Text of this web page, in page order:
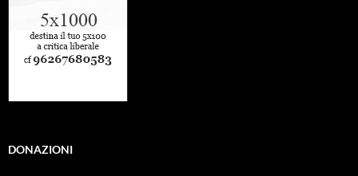
DONAZIONI